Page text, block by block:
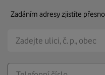
Zadáním adresy zjistíte